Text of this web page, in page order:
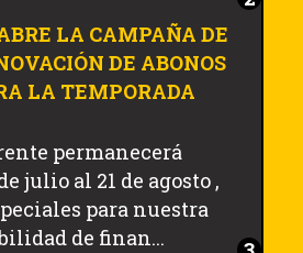
LA CAMPAÑA DE
DE ABONOS
LA TEMPORADA
permanecerá
julio al 21 de agosto ,
para nuestra
de finan...